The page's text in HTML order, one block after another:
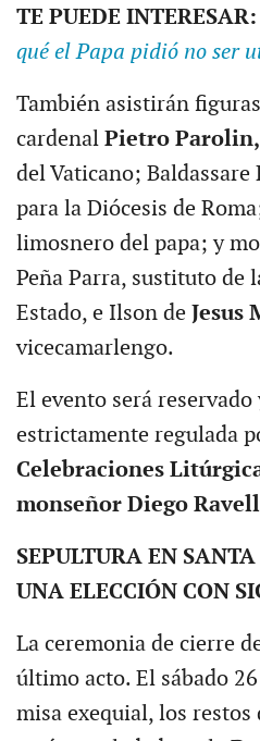
TE PUEDE INTERESAR:
qué el Papa pidió no ser
También asistirán
cardenal Pietro Parolin,
del Vaticano;
para la Diócesis de
limosnero del papa; y
Peña Parra, sustituto de
Estado, e Ilson de Jesus
vicecamarlengo.
El evento será
estrictamente regulada
Celebraciones
monseñor Diego
SEPULTURA EN
UNA ELECCIÓN CON
La ceremonia de cierre
último acto. El sábado
misa exequial, los restos